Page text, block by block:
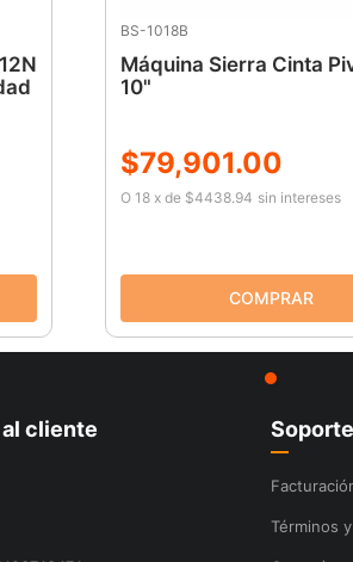
BS-1018B
Máquina Sierra Cinta
10"
$79,901.00
O 18 x de $4438.94 sin intereses
cliente
Términos